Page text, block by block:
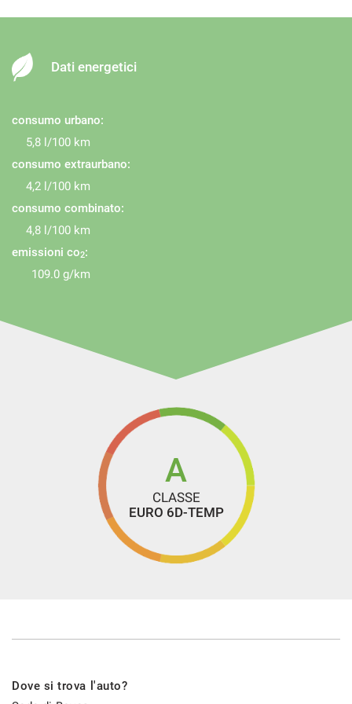
Fari LED
Frenata d'emergenza assistita
Hill holder
Immobilizzatore elettronico
Interni in pelle
Isofix
Kit antipanne
Limitatore di velocità
Luci diurne
Luci diurne LED
Monitoraggio pressione pneumatici
Park Distance Control
Regolazione elettrica del sedile posteriore
Regolazione elettrica sedili
REGOLAZIONE VOLANTE IN ALTEZZA
Sedili riscaldati
Dati energetici
consumo urbano:
5,8 l/100 km
consumo extraurbano:
4,2 l/100 km
consumo combinato:
4,8 l/100 km
emissioni co2:
109.0 g/km
A
CLASSE
EURO 6D-TEMP
Dove si trova l'auto?